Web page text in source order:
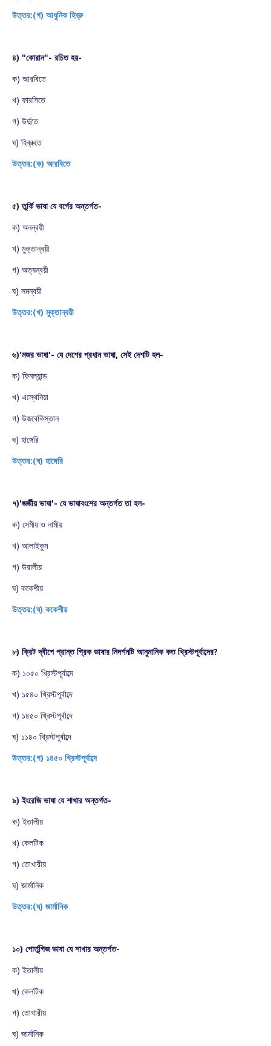
উত্তর:(গ) আধুনিক হিব্রু
৪) "কোরান"- রচিত হয়-
ক) আরবিতে
খ) ফারসিতে
গ) উর্দুতে
ঘ) হিব্রুতে
উত্তর:(ক) আরবিতে
৫) তুর্কি ভাষা যে বর্গের অন্তর্গত-
ক) অনন্বয়ী
খ) মুক্তান্বয়ী
গ) অত্যন্বয়ী
ঘ) সমন্বয়ী
উত্তর:(খ) মুক্তান্বয়ী
৬)'মজর ভাষা'- যে দেশের প্রধান ভাষা, সেই দেশটি হল-
ক) ফিনল্যান্ড
খ) এস্থেনিয়া
গ) উজবেকিস্তান
ঘ) হাঙ্গেরি
উত্তর:(ঘ) হাঙ্গেরি
৭)'জর্জীয় ভাষা'- যে ভাষাবংশের অন্তর্গত তা হল-
ক) সেমীয় ও নামীয়
খ) আলাইকুম
গ) উরালীয়
ঘ) ককেশীয়
উত্তর:(ঘ) ককেশীয়
৮) ক্রিট দ্বীপে প্রান্ত গ্রিক ভাষার নিদর্শনটি আনুমানিক কত খ্রিস্টপূর্বাব্দের?
ক) ১০৫০ খ্রিস্টপূর্বাব্দে
খ) ১৫৪০ খ্রিস্টপূর্বাব্দে
গ) ১৪৫০ খ্রিস্টপূর্বাব্দে
ঘ) ১১৪০ খ্রিস্টপূর্বাব্দে
উত্তর:(গ) ১৪৫০ খ্রিস্টপূর্বাব্দে
৯) ইংরেজি ভাষা যে শাখার অন্তর্গত-
ক) ইতালীয়
খ) কেলটিক
গ) তোখারীয়
ঘ) জার্মানিক
উত্তর:(ঘ) জার্মানিক
১০) পোর্তুগিজ ভাষা যে শাখার অন্তর্গত-
ক) ইতালীয়
খ) কেলটিক
গ) তোখারীয়
ঘ) জার্মানিক